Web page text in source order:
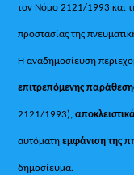
τον Νόμο 2121/1993 και
προστασίας της
Η αναδημοσίευση
επιτρεπόμενης
2121/1993),
αυτόματηεμφάνιση της
δημοσίευμα.